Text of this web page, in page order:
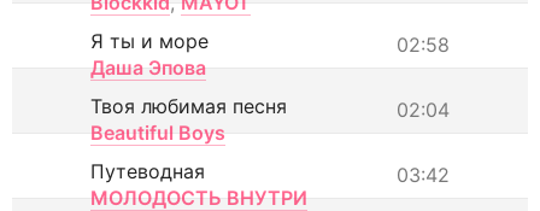
02:58
Я ты и море
Даша Эпова
02:04
Твоя любимая песня
Beautiful Boys
03:42
Путеводная
МОЛОДОСТЬ ВНУТРИ